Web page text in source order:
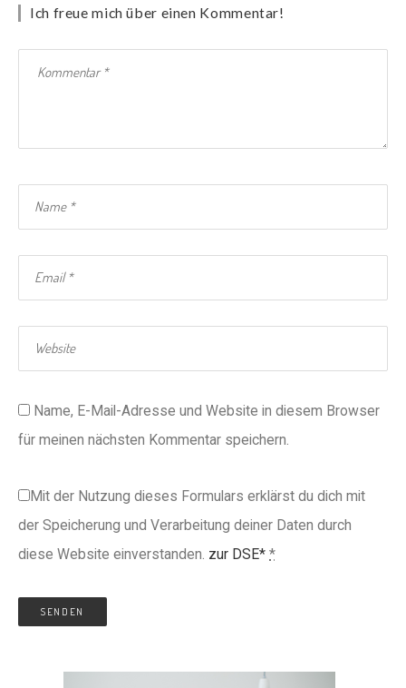
Ich freue mich über einen Kommentar!
Name, E-Mail-Adresse und Website in diesem Browser
für meinen nächsten Kommentar speichern.
Mit der Nutzung dieses Formulars erklärst du dich mit
der Speicherung und Verarbeitung deiner Daten durch
diese Website einverstanden. zur DSE* *